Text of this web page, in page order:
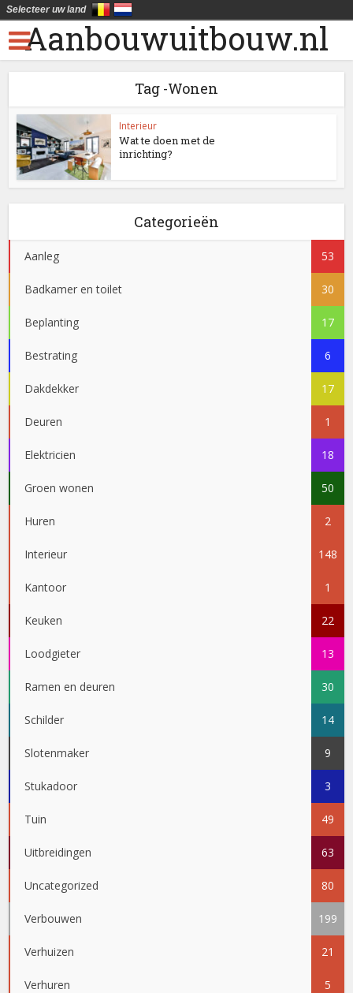
Aanbouwuitbouw.nl
Tag -Wonen
Interieur
Wat te doen met de
inrichting?
Categorieën
Aanleg 53
Badkamer en toilet 30
Beplanting 17
Bestrating 6
Dakdekker 17
Deuren 1
Elektricien 18
Groen wonen 50
Huren 2
Interieur 148
Kantoor 1
Keuken 22
Loodgieter 13
Ramen en deuren 30
Schilder 14
Slotenmaker 9
Stukadoor 3
Tuin 49
Uitbreidingen 63
Uncategorized 80
Verbouwen 199
Verhuizen 21
Verhuren 5
Selecteer uw land